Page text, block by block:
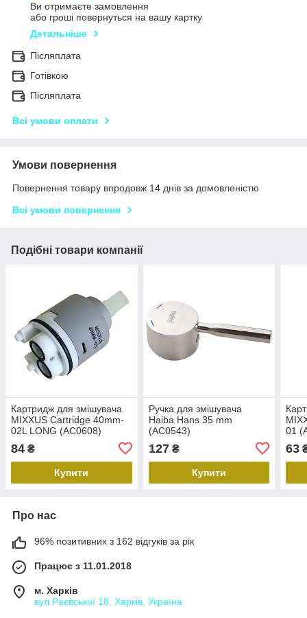
Ви отримаєте замовлення
або гроші повернуться на вашу картку
Детальніше
Післяплата
Готівкою
Післяплата
Всі умови оплати
Умови повернення
Повернення товару впродовж 14 днів за домовленістю
Всі умови повернення
Подібні товари компанії
Картридж для змішувача
MIXXUS Cartridge 40mm-
02L LONG (AC0608)
84 ₴
Купити
Ручка для змішувача
Haiba Hans 35 mm
(AC0543)
127₴
Купити
01
63
Про нас
96% позитивних з 162 відгуків за рік
Працює з 11.01.2018
м. Харків
вул.Раєвської 18, Харків, Україна